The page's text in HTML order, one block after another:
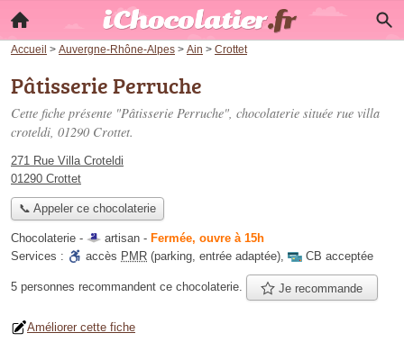
Accueil > Auvergne-Rhône-Alpes > Ain > Crottet
Pâtisserie Perruche
Cette fiche présente "Pâtisserie Perruche", chocolaterie située rue villa
croteldi, 01290 Crottet.
271 Rue Villa Croteldi
01290 Crottet
📞 Appeler ce chocolaterie
Chocolaterie - artisan - Fermée, ouvre à 15h
Services :
accès PMR (parking, entrée adaptée), CB acceptée
5 personnes recommandent ce chocolaterie. Je recommande
Améliorer cette fiche